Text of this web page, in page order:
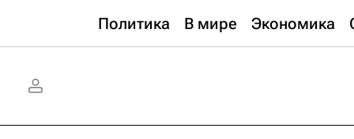
Политика В мире Экономика